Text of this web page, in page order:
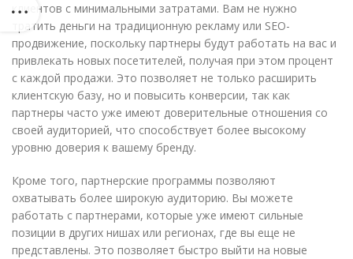
клиентов с минимальными затратами. Вам не нужно
тратить деньги на традиционную рекламу или SEO-
продвижение, поскольку партнеры будут работать на вас и
привлекать новых посетителей, получая при этом процент
с каждой продажи. Это позволяет не только расширить
клиентскую базу, но и повысить конверсии, так как
партнеры часто уже имеют доверительные отношения со
своей аудиторией, что способствует более высокому
уровню доверия к вашему бренду.
Кроме того, партнерские программы позволяют
охватывать более широкую аудиторию. Вы можете
работать с партнерами, которые уже имеют сильные
позиции в других нишах или регионах, где вы еще не
представлены. Это позволяет быстро выйти на новые